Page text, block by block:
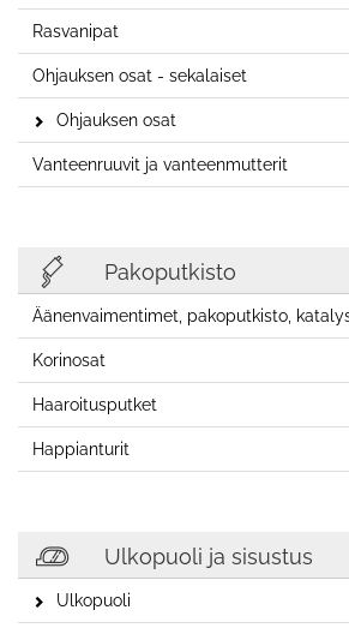
Rasvanipat
Ohjauksen osat - sekalaiset
Ohjauksen osat
Vanteenruuvit ja vanteenmutterit
Pakoputkisto
Äänenvaimentimet, pakoputkisto,
Korinosat
Haaroitusputket
Happianturit
Ulkopuoli ja sisustus
Ulkopuoli